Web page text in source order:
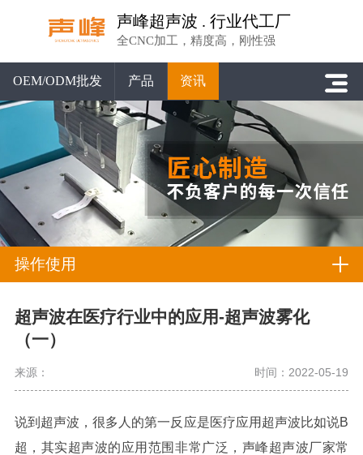
声峰超声波 . 行业代工厂
全CNC加工，精度高，刚性强
OEM/ODM批发 产品 资讯
操作使用
超声波在医疗行业中的应用-超声波雾化
（一）
来源： 时间：2022-05-19
说到超声波，很多人的第一反应是医疗应用超声波比如说B
超，其实超声波的应用范围非常广泛，声峰超声波厂家常